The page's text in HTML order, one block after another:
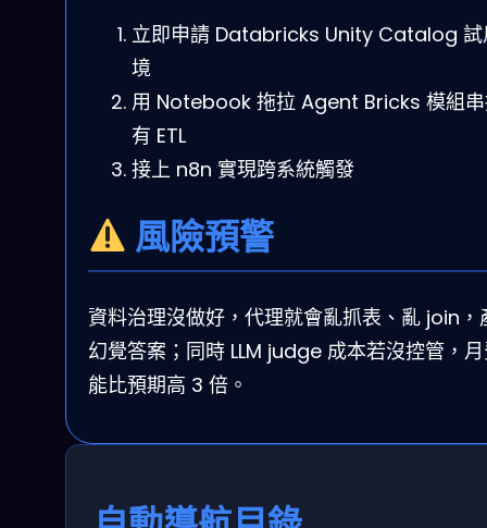
立即申請 Databricks Unity Catalog 試
境
用 Notebook 拖拉 Agent Bricks 模組
有 ETL
接上 n8n 實現跨系統觸發
風險預警
資料治理沒做好，代理就會亂抓表、亂 join，
幻覺答案；同時 LLM judge 成本若沒控管，
能比預期高 3 倍。